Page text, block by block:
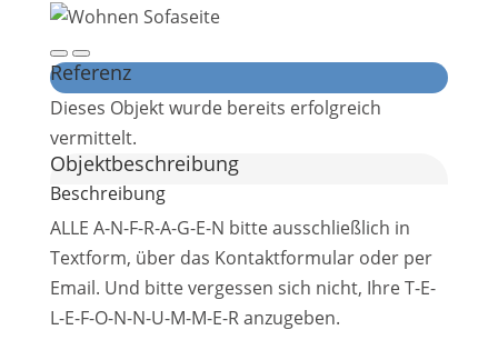
Referenz
Dieses Objekt wurde bereits erfolgreich
vermittelt.
Objekt­beschreibung
Beschreibung
ALLE A-N-F-R-A-G-E-N bitte ausschließlich in
Textform, über das Kontaktformular oder per
Email. Und bitte vergessen sich nicht, Ihre T-E-
L-E-F-O-N-N-U-M-M-E-R anzugeben.